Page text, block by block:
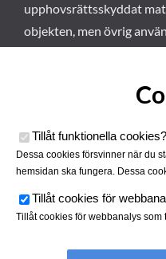
upphovsrättsskyddat
objekten, men övrig
Tillåt funktionella cookies?
Dessa cookies försvinner när du
hemsidan ska fungera. Dessa
Tillåt cookies för
Tillåt cookies för webbanalys